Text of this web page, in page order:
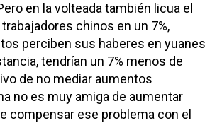
en la volteada también licua el
chinos en un 7%,
perciben sus haberes en yuanes
tendrían un 7% menos de
de no mediar aumentos
no es muy amiga de aumentar
compensar ese problema con el